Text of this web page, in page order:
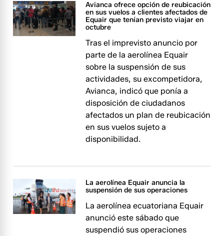
Avianca ofrece opción de reubicación
en sus vuelos a clientes afectados de
Equair que tenían previsto viajar en
octubre
Tras el imprevisto anuncio por
parte de la aerolínea Equair
sobre la suspensión de sus
actividades, su excompetidora,
Avianca, indicó que ponía a
disposición de ciudadanos
afectados un plan de reubicación
en sus vuelos sujeto a
disponibilidad.
La aerolínea Equair anuncia la
suspensión de sus operaciones
La aerolínea ecuatoriana Equair
anunció este sábado que
suspendió sus operaciones